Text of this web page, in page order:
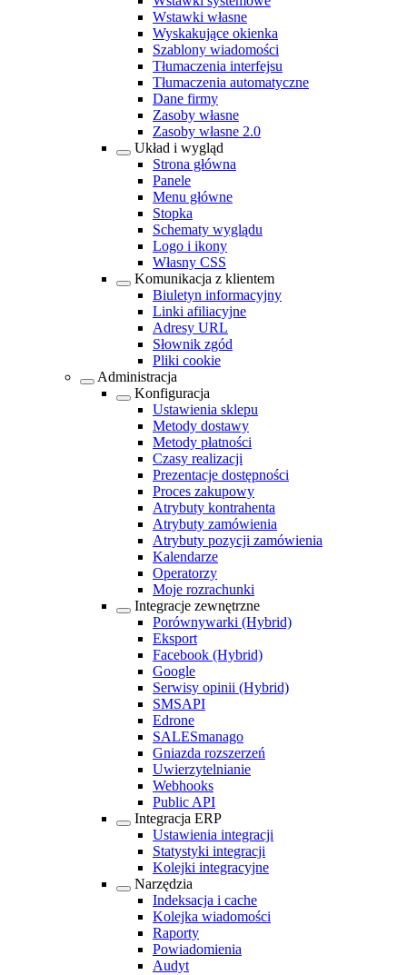
Wstawki własne
Wyskakujące okienka
Szablony wiadomości
Tłumaczenia interfejsu
Tłumaczenia automatyczne
Dane firmy
Zasoby własne
Zasoby własne 2.0
Układ i wygląd
Strona główna
Panele
Menu główne
Stopka
Schematy wyglądu
Logo i ikony
Własny CSS
Komunikacja z klientem
Biuletyn informacyjny
Linki afiliacyjne
Adresy URL
Słownik zgód
Pliki cookie
Administracja
Konfiguracja
Ustawienia sklepu
Metody dostawy
Metody płatności
Czasy realizacji
Prezentacje dostępności
Proces zakupowy
Atrybuty kontrahenta
Atrybuty zamówienia
Atrybuty pozycji zamówienia
Kalendarze
Operatorzy
Moje rozrachunki
Integracje zewnętrzne
Porównywarki (Hybrid)
Eksport
Facebook (Hybrid)
Google
Serwisy opinii (Hybrid)
SMSAPI
Edrone
SALESmanago
Gniazda rozszerzeń
Uwierzytelnianie
Webhooks
Public API
Integracja ERP
Ustawienia integracji
Statystyki integracji
Kolejki integracyjne
Narzędzia
Indeksacja i cache
Kolejka wiadomości
Raporty
Powiadomienia
Audyt